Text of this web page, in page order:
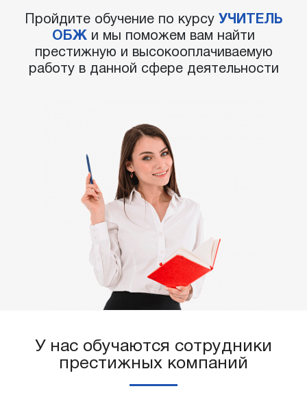
Пройдите обучение по курсу УЧИТЕЛЬ
ОБЖ и мы поможем вам найти
престижную и высокооплачиваемую
работу в данной сфере деятельности
У нас обучаются сотрудники
престижных компаний